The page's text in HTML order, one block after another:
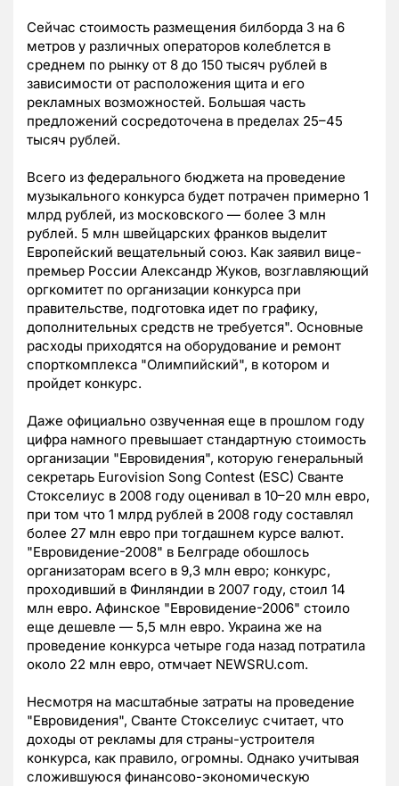
Сейчас стоимость размещения билборда 3 на 6
метров у различных операторов колеблется в
среднем по рынку от 8 до 150 тысяч рублей в
зависимости от расположения щита и его
рекламных возможностей. Большая часть
предложений сосредоточена в пределах 25–45
тысяч рублей.
Всего из федерального бюджета на проведение
музыкального конкурса будет потрачен примерно 1
млрд рублей, из московского — более 3 млн
рублей. 5 млн швейцарских франков выделит
Европейский вещательный союз. Как заявил вице-
премьер России Александр Жуков, возглавляющий
оргкомитет по организации конкурса при
правительстве, подготовка идет по графику,
дополнительных средств не требуется". Основные
расходы приходятся на оборудование и ремонт
спорткомплекса "Олимпийский", в котором и
пройдет конкурс.
Даже официально озвученная еще в прошлом году
цифра намного превышает стандартную стоимость
организации "Евровидения", которую генеральный
секретарь Eurovision Song Contest (ESC) Сванте
Стокселиус в 2008 году оценивал в 10–20 млн евро,
при том что 1 млрд рублей в 2008 году составлял
более 27 млн евро при тогдашнем курсе валют.
"Евровидение-2008" в Белграде обошлось
организаторам всего в 9,3 млн евро; конкурс,
проходивший в Финляндии в 2007 году, стоил 14
млн евро. Афинское "Евровидение-2006" стоило
еще дешевле — 5,5 млн евро. Украина же на
проведение конкурса четыре года назад потратила
около 22 млн евро, отмчает NEWSRU.com.
Несмотря на масштабные затраты на проведение
"Евровидения", Сванте Стокселиус считает, что
доходы от рекламы для страны-устроителя
конкурса, как правило, огромны. Однако учитывая
сложившуюся финансово-экономическую